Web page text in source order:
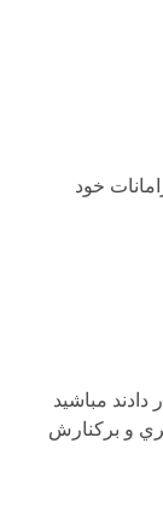
خود
مباشيد
و بركنارش